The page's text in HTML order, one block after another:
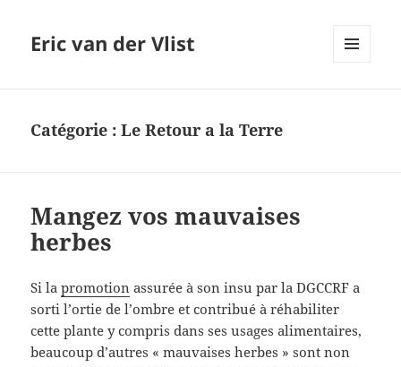
Eric van der Vlist
Catégorie :Le Retour a la Terre
Mangez vos mauvaises
herbes
Si lapromotion assurée à son insu par la DGCCRF a
sorti l’ortie de l’ombre et contribué à réhabiliter
cette plante y compris dans ses usages alimentaires,
beaucoup d’autres « mauvaises herbes » sont non